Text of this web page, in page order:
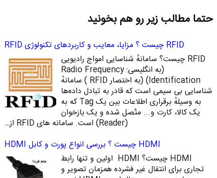
حتما مطالب زیر رو هم بخونید
RFID چیست ؟ مزایا، معایب و کاربردهای تکنولوژی RFID
RFID چیست؟ سامانهٔ شناسایی امواج رادیویی
(به انگلیسی: Radio Frequency
Identification)‏ (به اختصار RFID ) سامانهٔ
شناسایی بی‌ سیمی است که قادر به تبادل داده‌ها
به ‌وسیلهٔ برقراری اطلاعات بین یک Tag که به
یک کالا، کارت و... متّصل شده‌ و یک بازخوان
(Reader) است. سامانه‌ های RFID از…
HDMI چیست ؟ بررسی انواع پورت و کابل HDMI
HDMI چیست؟ HDMI اولین و تنها رابط
تجاری برای انتقال غیر فشرده همزمان تصویر و